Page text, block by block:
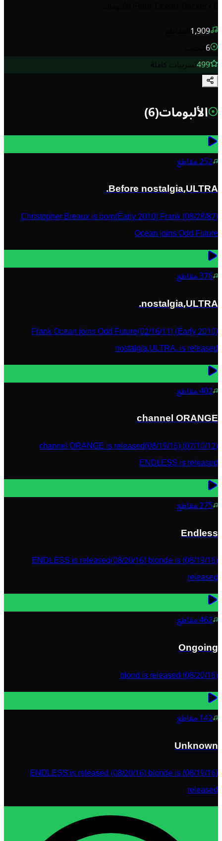
1,909
6
499تسريبات كاملة
الألبومات(
6
)
252مقاطع
Before nostalgia,ULTRA.
(08/28/87) Christopher Breaux is born(Early 2010) Frank
Ocean joins Odd Future
376مقاطع
nostalgia,ULTRA.
(Early 2010) Frank Ocean joins Odd Future(02/16/11)
nostalgia,ULTRA. is released
402مقاطع
channel ORANGE
(07/10/12) channel ORANGE is released(08/19/16)
ENDLESS is released
275مقاطع
Endless
(08/19/16) ENDLESS is released(08/20/16) blonde is
released
462مقاطع
Ongoing
(08/20/16) blond is released
142مقاطع
Unknown
(08/19/16) ENDLESS is released (08/20/16) blonde is
released